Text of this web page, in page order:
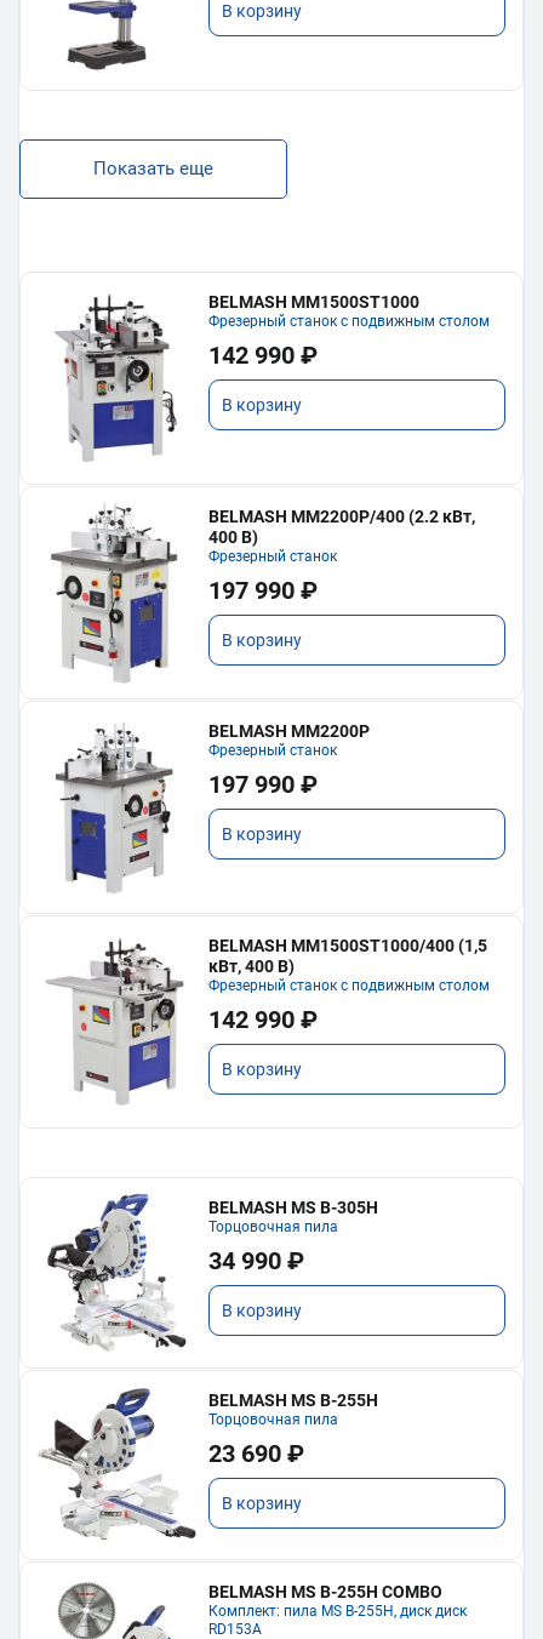
В корзину
Показать еще
BELMASH MM1500ST1000
Фрезерный станок с подвижным столом
142 990 ₽
В корзину
BELMASH MM2200P/400 (2.2 кВт,
400 В)
Фрезерный станок
197 990 ₽
В корзину
BELMASH MM2200P
Фрезерный станок
197 990 ₽
В корзину
BELMASH MM1500ST1000/400 (1,5
кВт, 400 В)
Фрезерный станок с подвижным столом
142 990 ₽
В корзину
BELMASH MS B-305H
Торцовочная пила
34 990 ₽
В корзину
BELMASH MS B-255H
Торцовочная пила
23 690 ₽
В корзину
BELMASH MS B-255H COMBO
Комплект: пила MS B-255H, диск диск
RD153A